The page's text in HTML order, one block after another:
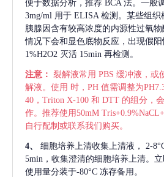
便于数据分析，推荐 BCA 法。一般
3mg/ml 用于 ELISA 检测。某些组织
胰腺因含有较高浓度的内源性过氧
情况下会和显色底物反应，出现假
1%H2O2 灭活 15min 再检测。
注意： 裂解液常用 PBS 缓冲液，或
解液。使用 时，PH 值需调整为
40，Triton X-100 和 DTT 的组分，
作。推荐使用50mM
自行配制或联系我们购买。
4、 细胞培养上清收集上清液，
2-
5min，收集澄清的细胞培养上清。
使用量分装于-80°C 冻存备用。